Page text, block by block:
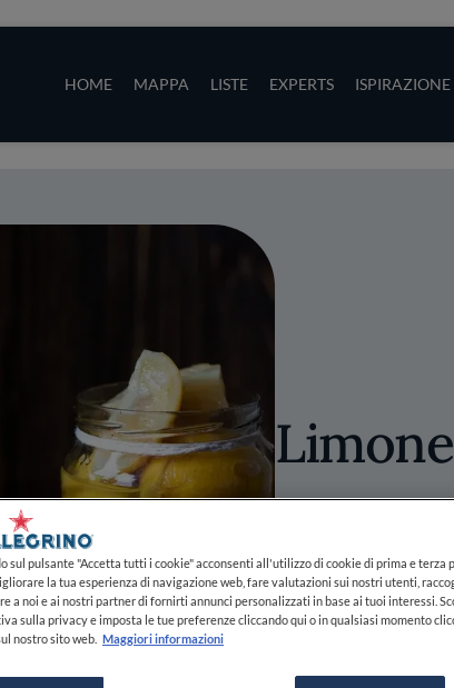
HOME MAPPA LISTE EXPERTS ISPIRAZIONE
DAFINE DINING
REDAZIONE
sul pulsante "Accetta tutti i cookie" acconsenti all'utilizzo di cookie di prima e terza
la tua esperienza di navigazione web, fare valutazioni sui nostri utenti,
a noi e ai nostri partner di fornirti annunci personalizzati in base ai tuoi interessi.
sulla privacy e imposta le tue preferenze cliccando qui o in qualsiasi momento
nostro sito web. Maggiori informazioni